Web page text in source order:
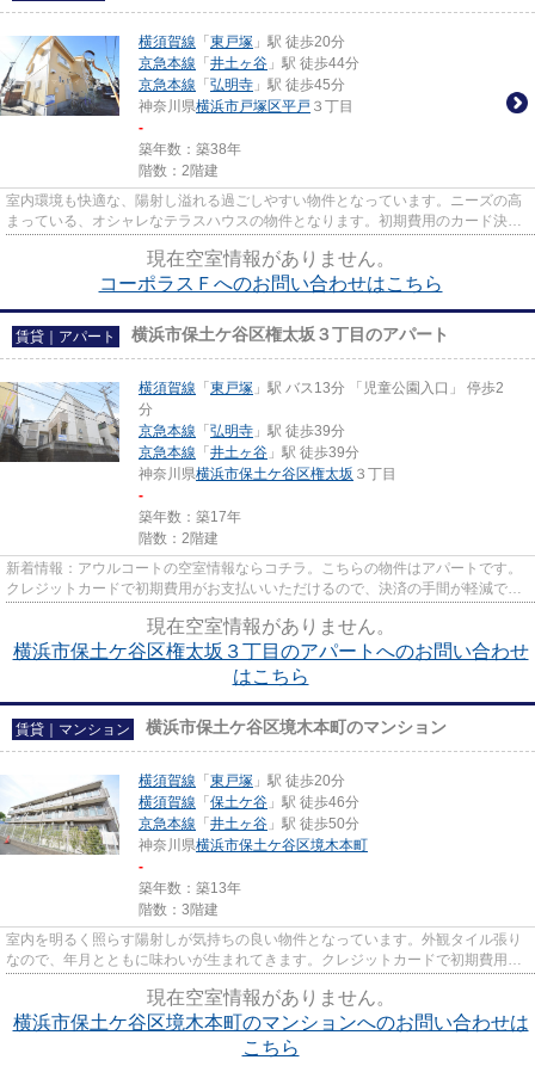
横須賀線 「 東戸塚 」駅 徒歩20分
京急本線 「 井土ヶ谷 」駅 徒歩44分
京急本線 「 弘明寺 」駅 徒歩45分
神奈川県横浜市戸塚区平戸 ３丁目
-
築年数：築38年
階数：2階建
室内環境も快適な、陽射し溢れる過ごしやすい物件となっています。ニーズの高
まっている、オシャレなテラスハウスの物件となります。初期費用のカード決済
現在空室情報がありません。
コーポラスＦへのお問い合わせはこちら
賃貸｜アパート 横浜市保土ケ谷区権太坂３丁目のアパート
横須賀線 「 東戸塚 」駅 バス13分 「児童公園入口」 停歩2
分
京急本線 「 弘明寺 」駅 徒歩39分
京急本線 「 井土ヶ谷 」駅 徒歩39分
神奈川県横浜市保土ケ谷区権太坂 ３丁目
-
築年数：築17年
階数：2階建
新着情報：アウルコートの空室情報ならコチラ。こちらの物件はアパートです。
クレジットカードで初期費用がお支払いいただけるので、決済の手間が軽減でき
現在空室情報がありません。
横浜市保土ケ谷区権太坂３丁目のアパートへのお問い合わせ
はこちら
賃貸｜マンション 横浜市保土ケ谷区境木本町のマンション
横須賀線 「 東戸塚 」駅 徒歩20分
横須賀線 「 保土ケ谷 」駅 徒歩46分
京急本線 「 井土ヶ谷 」駅 徒歩50分
神奈川県横浜市保土ケ谷区境木本町
-
築年数：築13年
階数：3階建
室内を明るく照らす陽射しが気持ちの良い物件となっています。外観タイル張り
なので、年月とともに味わいが生まれてきます。クレジットカードで初期費用が
現在空室情報がありません。
横浜市保土ケ谷区境木本町のマンションへのお問い合わせは
こちら